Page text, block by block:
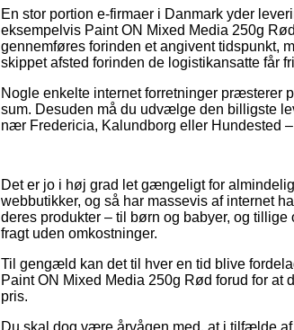
En stor portion e-firmaer i Danmark yder
eksempelvis Paint ON Mixed Media 250g
gennemføres forinden et angivent tidspunkt,
skippet afsted forinden de logistikansatte får
Nogle enkelte internet forretninger præsterer
sum. Desuden må du udvælge den billigste
nær Fredericia, Kalundborg eller Hundested
Det er jo i høj grad let gængeligt for
webbutikker, og så har massevis af internet
deres produkter – til børn og babyer, og
fragt uden omkostninger.
Til gengæld kan det til hver en tid blive
Paint ON Mixed Media 250g Rød forud for at
pris.
Du skal dog være årvågen med, at i tilfælde